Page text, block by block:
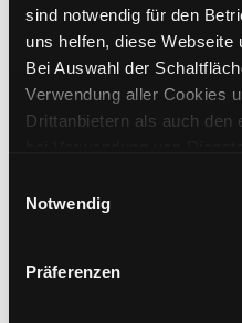
sind notwendig für den
uns helfen, diese
Bei Auswahl der
Verwendung aller Cookies
Drittanbietern als auch den
(Länder außerhalb des
Datenschutzniveau)
ausgeschlossen werden.
Notwendig
Präferenzen
Standort 2:Ausleihe
Status:Verfügbar
Vorbestellungen: 0
Mediengruppe:
Standort 3: